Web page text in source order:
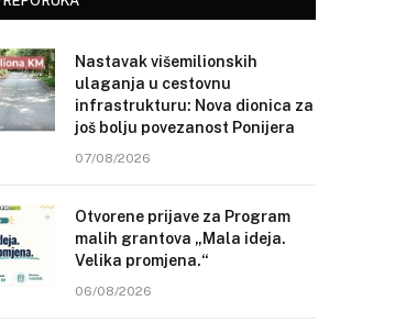
Nastavak višemilionskih
ulaganja u cestovnu
infrastrukturu: Nova dionica za
još bolju povezanost Ponijera
07/08/2026
Otvorene prijave za Program
malih grantova „Mala ideja.
Velika promjena.“
06/08/2026